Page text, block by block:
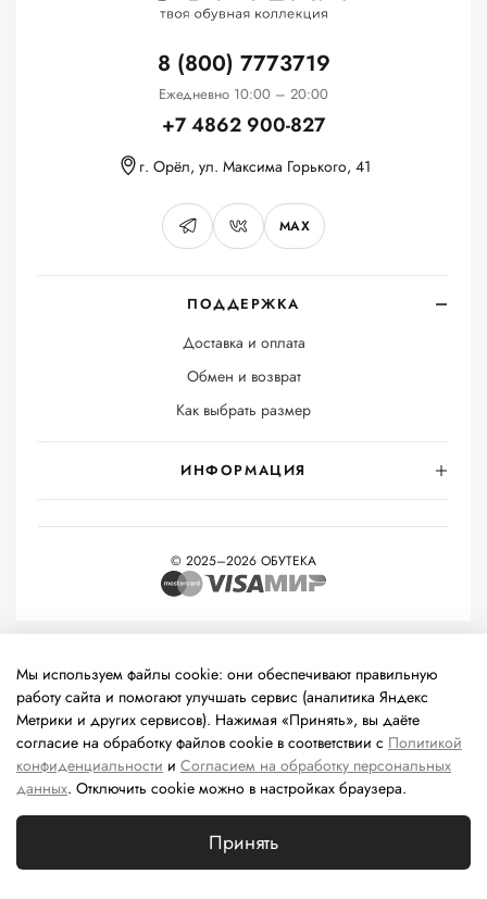
ПОДДЕРЖКА
Доставка и оплата
Обмен и возврат
Как выбрать размер
ИНФОРМАЦИЯ
8 (800) 7773719
Ежедневно 10:00 – 20:00
+7 4862 900-827
г. Орёл, ул. Максима Горького, 41
MAX
© 2025–2026 ОБУТЕКА
технологии
(информационные технологии предоставления
информации на основе сбора, систематизации и анализа
сведений, относящихся к предпочтениям пользователей сети
«Интернет», находящихся на территории Российской
Федерации).
Мы используем файлы cookie: они обеспечивают правильную
работу сайта и помогают улучшать сервис (аналитика Яндекс
Метрики и других сервисов). Нажимая «Принять», вы даёте
согласие на обработку файлов cookie в соответствии с Политикой
конфиденциальности и Согласием на обработку персональных
данных. Отключить cookie можно в настройках браузера.
Принять